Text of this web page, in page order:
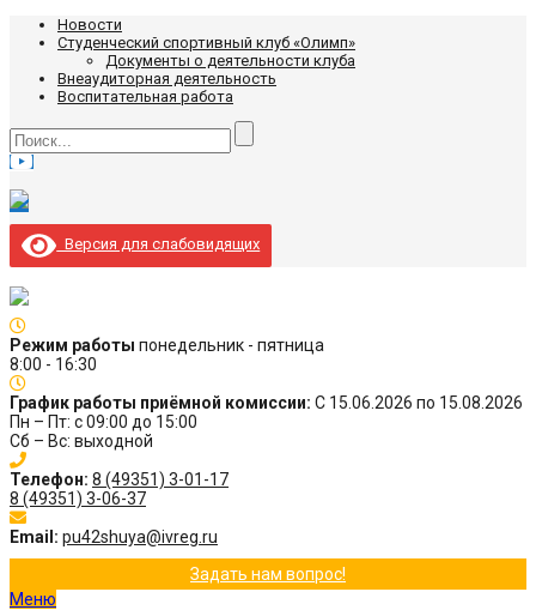
Новости
Студенческий спортивный клуб «Олимп»
Документы о деятельности клуба
Внеаудиторная деятельность
Воспитательная работа
Версия для слабовидящих
Режим работы понедельник - пятница
8:00 - 16:30
График работы приёмной комиссии: С 15.06.2026 по 15.08.2026
Пн – Пт: с 09:00 до 15:00
Сб – Вс: выходной
Телефон: 8 (49351) 3-01-17
8 (49351) 3-06-37
Email: pu42shuya@ivreg.ru
Задать нам вопрос!
Меню